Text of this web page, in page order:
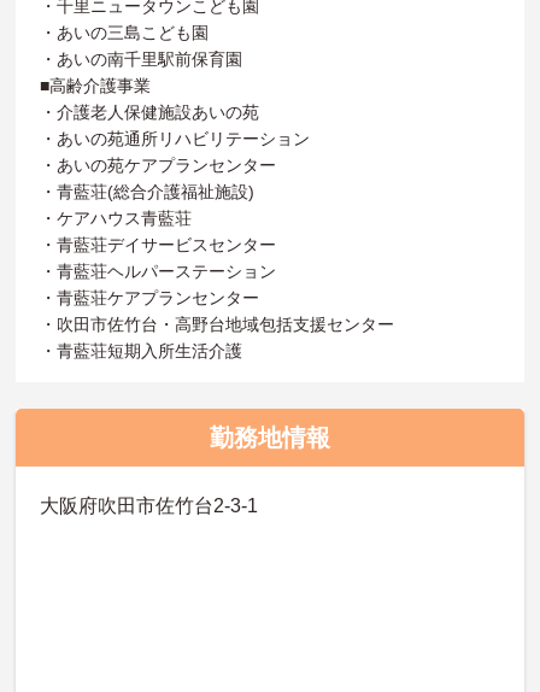
・千里ニュータウンこども園
・あいの三島こども園
・あいの南千里駅前保育園
■高齢介護事業
・介護老人保健施設あいの苑
・あいの苑通所リハビリテーション
・あいの苑ケアプランセンター
・青藍荘(総合介護福祉施設)
・ケアハウス青藍荘
・青藍荘デイサービスセンター
・青藍荘ヘルパーステーション
・青藍荘ケアプランセンター
・吹田市佐竹台・高野台地域包括支援センター
・青藍荘短期入所生活介護
勤務地情報
大阪府吹田市佐竹台2-3-1